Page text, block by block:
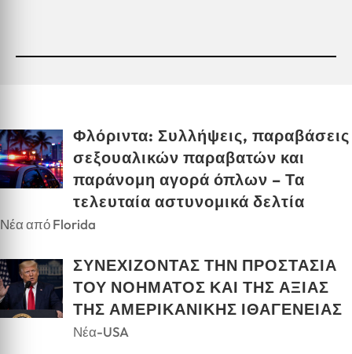
Φλόριντα: Συλλήψεις, παραβάσεις
σεξουαλικών παραβατών και
παράνομη αγορά όπλων – Τα
τελευταία αστυνομικά δελτία
Νέα από Florida
ΣΥΝΕΧΙΖΟΝΤΑΣ ΤΗΝ ΠΡΟΣΤΑΣΙΑ
ΤΟΥ ΝΟΗΜΑΤΟΣ ΚΑΙ ΤΗΣ ΑΞΙΑΣ
ΤΗΣ ΑΜΕΡΙΚΑΝΙΚΗΣ ΙΘΑΓΕΝΕΙΑΣ
Νέα-USA